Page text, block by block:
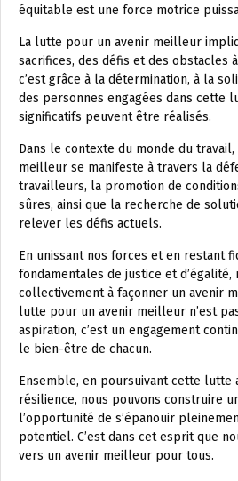
équitable est une force motrice
La lutte pour un avenir meilleur
sacrifices, des défis et des obstacles
c’est grâce à la détermination, à la
des personnes engagées dans cette
significatifs peuvent être réalisés.
Dans le contexte du monde du
meilleur se manifeste à travers la
travailleurs, la promotion de
sûres, ainsi que la recherche de
relever les défis actuels.
En unissant nos forces et en restant
fondamentales de justice et
collectivement à façonner un avenir
lutte pour un avenir meilleur n’est
aspiration, c’est un engagement
le bien-être de chacun.
Ensemble, en poursuivant cette lutte
résilience, nous pouvons construire
l’opportunité de s’épanouir
potentiel. C’est dans cet esprit que
vers un avenir meilleur pour tous.